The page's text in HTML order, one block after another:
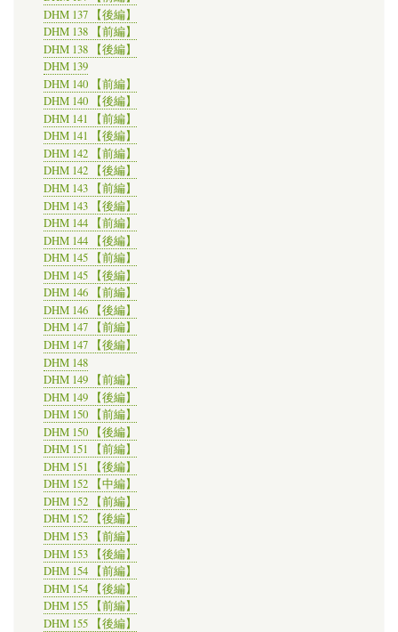
DHM 137 【後編】
DHM 138 【前編】
DHM 138 【後編】
DHM 139
DHM 140 【前編】
DHM 140 【後編】
DHM 141 【前編】
DHM 141 【後編】
DHM 142 【前編】
DHM 142 【後編】
DHM 143 【前編】
DHM 143 【後編】
DHM 144 【前編】
DHM 144 【後編】
DHM 145 【前編】
DHM 145 【後編】
DHM 146 【前編】
DHM 146 【後編】
DHM 147 【前編】
DHM 147 【後編】
DHM 148
DHM 149 【前編】
DHM 149 【後編】
DHM 150 【前編】
DHM 150 【後編】
DHM 151 【前編】
DHM 151 【後編】
DHM 152 【中編】
DHM 152 【前編】
DHM 152 【後編】
DHM 153 【前編】
DHM 153 【後編】
DHM 154 【前編】
DHM 154 【後編】
DHM 155 【前編】
DHM 155 【後編】